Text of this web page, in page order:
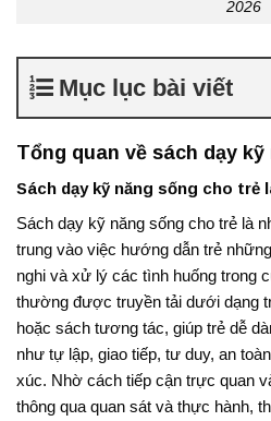
2026
Mục lục bài viết
Tổng quan về sách dạy
Sách dạy kỹ năng sống cho trẻ
Sách dạy kỹ năng sống cho trẻ là
trung vào việc hướng dẫn trẻ
nghi và xử lý các tình huống trong
thường được truyền tải dưới dạng
hoặc sách tương tác, giúp trẻ dễ
như tự lập, giao tiếp, tư duy, an
xúc. Nhờ cách tiếp cận trực quan
thông qua quan sát và thực hành,